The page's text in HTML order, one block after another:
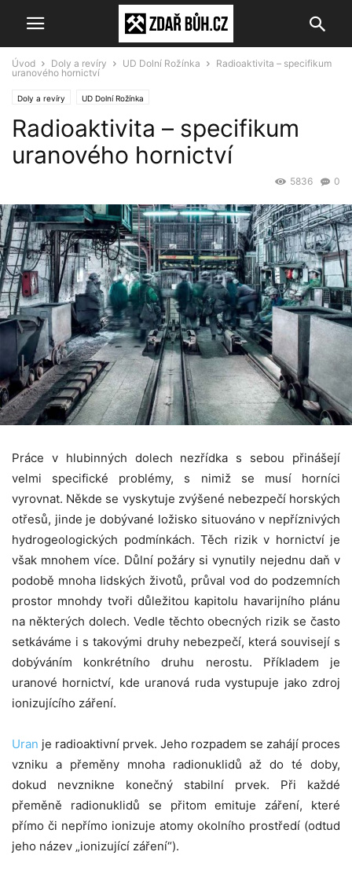
Úvod Doly a revíry UD Dolní Rožínka
Radioaktivita – specifikum
uranového hornictví
Doly a revíry UD Dolní Rožínka
Radioaktivita – specifikum
uranového hornictví
0
5836
Práce v hlubinných dolech nezřídka s sebou přinášejí
velmi specifické problémy, s nimiž se musí horníci
vyrovnat. Někde se vyskytuje zvýšené nebezpečí horských
otřesů, jinde je dobývané ložisko situováno v nepříznivých
hydrogeologických podmínkách. Těch rizik v hornictví je
však mnohem více. Důlní požáry si vynutily nejednu daň v
podobě mnoha lidských životů, průval vod do podzemních
prostor mnohdy tvoři důležitou kapitolu havarijního plánu
na některých dolech. Vedle těchto obecných rizik se často
setkáváme i s takovými druhy nebezpečí, která souvisejí s
dobýváním konkrétního druhu nerostu. Příkladem je
uranové hornictví, kde uranová ruda vystupuje jako zdroj
ionizujícího záření.
Uran je radioaktivní prvek. Jeho rozpadem se zahájí proces
vzniku a přeměny mnoha radionuklidů až do té doby,
dokud nevznikne konečný stabilní prvek. Při každé
přeměně radionuklidů se přitom emituje záření, které
přímo či nepřímo ionizuje atomy okolního prostředí (odtud
jeho název „ionizující záření“).